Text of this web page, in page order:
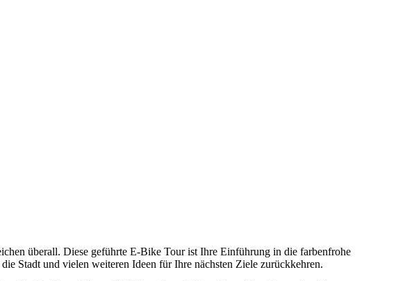
überall. Diese geführte E-Bike Tour ist Ihre Einführung in die farbenfrohe
Stadt und vielen weiteren Ideen für Ihre nächsten Ziele zurückkehren.